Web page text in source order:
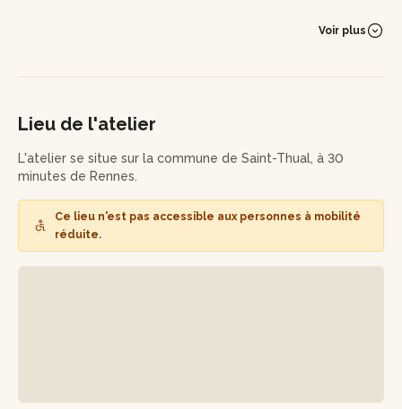
partagera avec vous sa démarche respectueuse de la
Une visite guidée de la ferme vous emmènera à la
arômes et aux couleurs de ces plantes médicinales. Vous
comment ces plantes conservent leurs bienfaits.
minutieusement sélectionnées sera à votre disposition et
votre quotidien.
Voir plus
Lieu de l'atelier
L'atelier se situe sur la commune de Saint-Thual, à 30
minutes de Rennes.
Ce lieu n'est pas accessible aux personnes à mobilité
réduite.